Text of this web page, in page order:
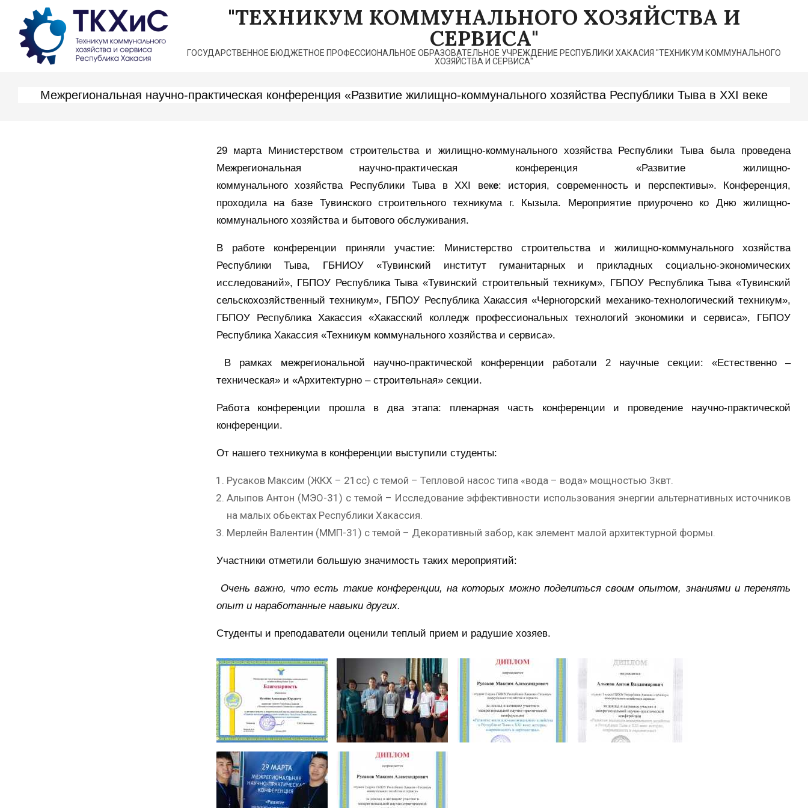
содержимому
"ТЕХНИКУМ КОММУНАЛЬНОГО ХОЗЯЙСТВА И
СЕРВИСА"
ГОСУДАРСТВЕННОЕ БЮДЖЕТНОЕ ПРОФЕССИОНАЛЬНОЕ ОБРАЗОВАТЕЛЬНОЕ УЧРЕЖДЕНИЕ РЕСПУБЛИКИ ХАКАСИЯ "ТЕХНИКУМ КОММУНАЛЬНОГО
ХОЗЯЙСТВА И СЕРВИСА"
Межрегиональная научно-практическая конференция «Развитие жилищно-коммунального хозяйства Республики Тыва в XXI веке
29 марта Министерством строительства и жилищно-коммунального хозяйства Республики Тыва была проведена
Межрегиональная научно-практическая конференция «Развитие жилищно-
коммунального хозяйства Республики Тыва в XXI веке: история, современность и перспективы». Конференция,
проходила на базе Тувинского строительного техникума г. Кызыла. Мероприятие приурочено ко Дню жилищно-
коммунального хозяйства и бытового обслуживания.
В работе конференции приняли участие: Министерство строительства и жилищно-коммунального хозяйства
Республики Тыва, ГБНИОУ «Тувинский институт гуманитарных и прикладных социально-экономических
исследований», ГБПОУ Республика Тыва «Тувинский строительный техникум», ГБПОУ Республика Тыва «Тувинский
сельскохозяйственный техникум», ГБПОУ Республика Хакассия «Черногорский механико-технологический техникум»,
ГБПОУ Республика Хакассия «Хакасский колледж профессиональных технологий экономики и сервиса», ГБПОУ
Республика Хакассия «Техникум коммунального хозяйства и сервиса».
В рамках межрегиональной научно-практической конференции работали 2 научные секции: «Естественно –
техническая» и «Архитектурно – строительная» секции.
Работа конференции прошла в два этапа: пленарная часть конференции и проведение научно-практической
конференции.
От нашего техникума в конференции выступили студенты:
Русаков Максим (ЖКХ – 21сс) с темой – Тепловой насос типа «вода – вода» мощностью 3квт.
Алыпов Антон (МЭО-31) с темой – Исследование эффективности использования энергии альтернативных источников
на малых обьектах Республики Хакассия.
Мерлейн Валентин (ММП-31) с темой – Декоративный забор, как элемент малой архитектурной формы.
Участники отметили большую значимость таких мероприятий:
Очень важно, что есть такие конференции, на которых можно поделиться своим опытом, знаниями и перенять
опыт и наработанные навыки других.
Студенты и преподаватели оценили теплый прием и радушие хозяев.